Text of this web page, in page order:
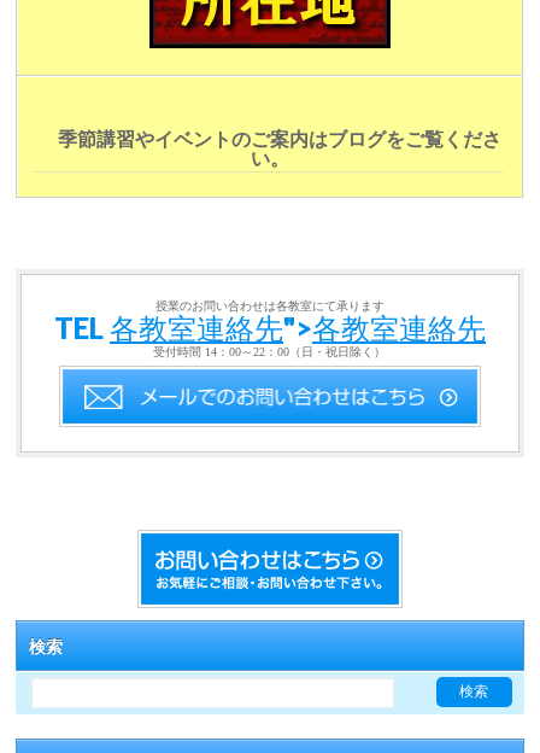
季節講習やイベントのご案内はブログをご覧くださ
い。
授業のお問い合わせは各教室にて承ります
TEL各教室連絡先">各教室連絡先
受付時間 14：00～22：00（日・祝日除く）
検索